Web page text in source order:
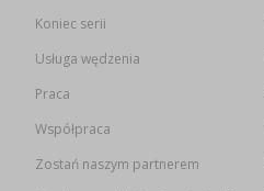
Koniec serii
Usługa wędzenia
Praca
Współpraca
Zostań naszym partnerem